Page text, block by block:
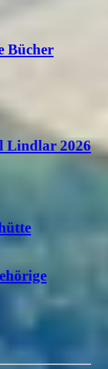
Bücher
Lindlar 2026